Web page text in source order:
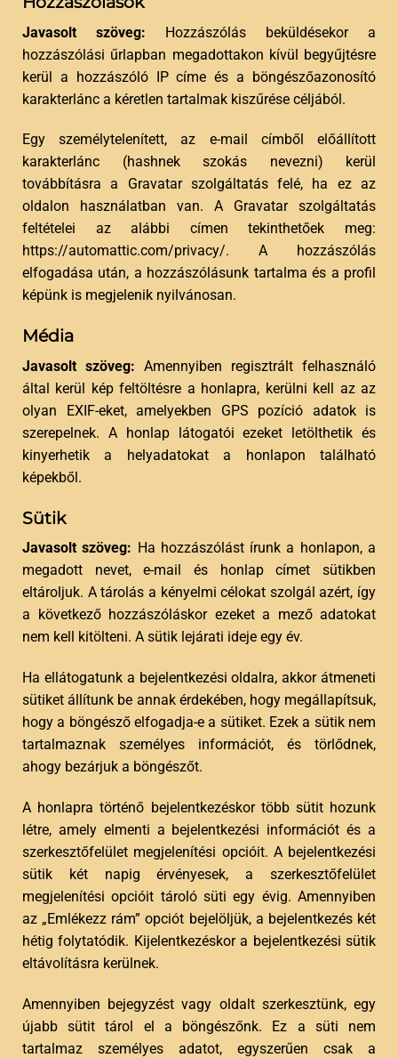
Javasolt szöveg: Hozzászólás beküldésekor a
hozzászólási űrlapban megadottakon kívül begyűjtésre
kerül a hozzászóló IP címe és a böngészőazonosító
karakterlánc a kéretlen tartalmak kiszűrése céljából.
Egy személytelenített, az e-mail címből előállított
karakterlánc (hashnek szokás nevezni) kerül
továbbításra a Gravatar szolgáltatás felé, ha ez az
oldalon használatban van. A Gravatar szolgáltatás
feltételei az alábbi címen tekinthetőek meg:
https://automattic.com/privacy/. A hozzászólás
elfogadása után, a hozzászólásunk tartalma és a profil
képünk is megjelenik nyilvánosan.
Média
Javasolt szöveg: Amennyiben regisztrált felhasználó
által kerül kép feltöltésre a honlapra, kerülni kell az az
olyan EXIF-eket, amelyekben GPS pozíció adatok is
szerepelnek. A honlap látogatói ezeket letölthetik és
kinyerhetik a helyadatokat a honlapon található
képekből.
Sütik
Javasolt szöveg: Ha hozzászólást írunk a honlapon, a
megadott nevet, e-mail és honlap címet sütikben
eltároljuk. A tárolás a kényelmi célokat szolgál azért, így
a következő hozzászóláskor ezeket a mező adatokat
nem kell kitölteni. A sütik lejárati ideje egy év.
Ha ellátogatunk a bejelentkezési oldalra, akkor átmeneti
sütiket állítunk be annak érdekében, hogy megállapítsuk,
hogy a böngésző elfogadja-e a sütiket. Ezek a sütik nem
tartalmaznak személyes információt, és törlődnek,
ahogy bezárjuk a böngészőt.
A honlapra történő bejelentkezéskor több sütit hozunk
létre, amely elmenti a bejelentkezési információt és a
szerkesztőfelület megjelenítési opcióit. A bejelentkezési
sütik két napig érvényesek, a szerkesztőfelület
megjelenítési opcióit tároló süti egy évig. Amennyiben
az „Emlékezz rám” opciót bejelöljük, a bejelentkezés két
hétig folytatódik. Kijelentkezéskor a bejelentkezési sütik
eltávolításra kerülnek.
Amennyiben bejegyzést vagy oldalt szerkesztünk, egy
újabb sütit tárol el a böngészőnk. Ez a süti nem
tartalmaz személyes adatot, egyszerűen csak a